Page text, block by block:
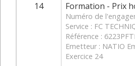
14
Formation - Prix
Numéro de
Service : FC
Référence :
Emetteur : NATIO
Exercice 24